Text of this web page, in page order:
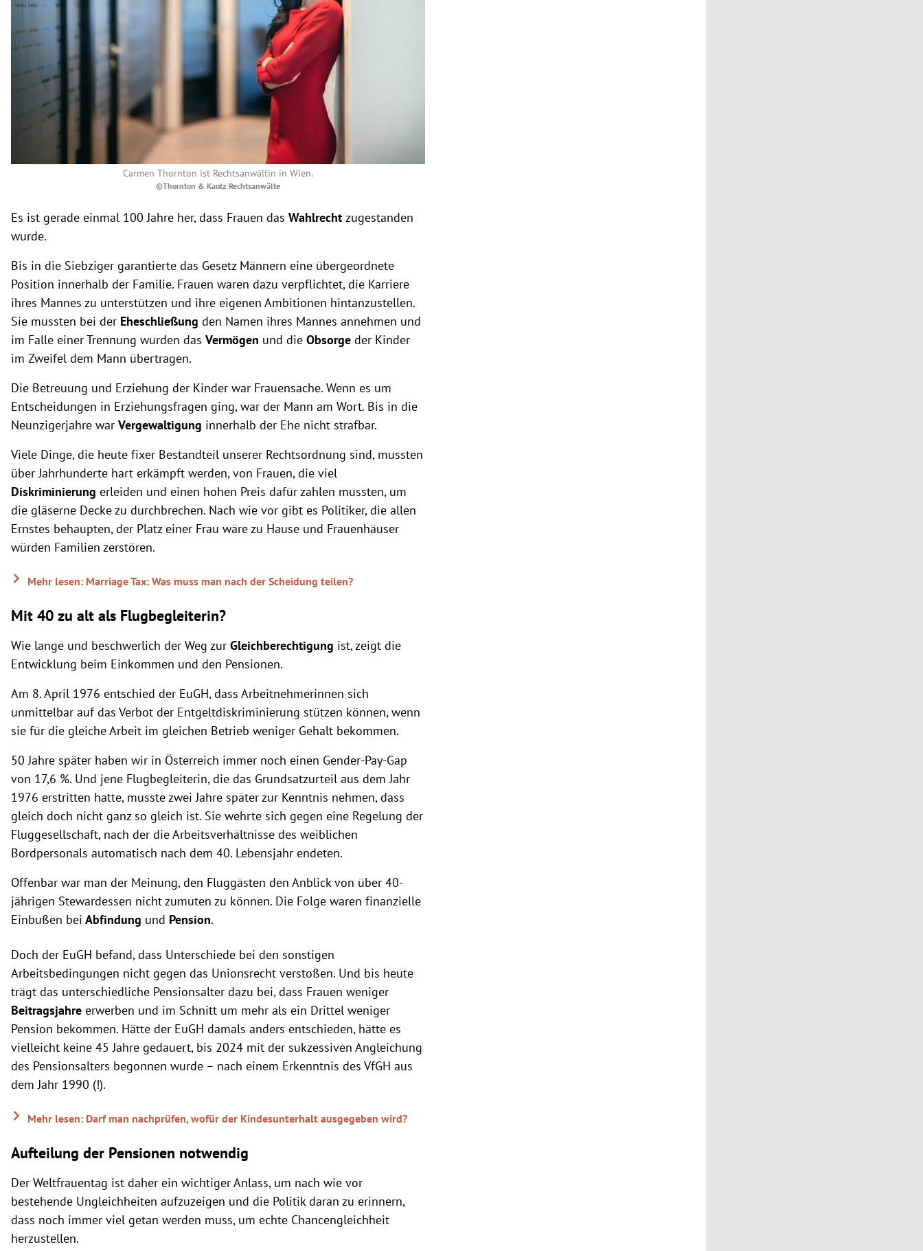
Carmen Thornton ist Rechtsanwältin in Wien.
©Thornton & Kautz Rechtsanwälte
Es ist gerade einmal 100 Jahre her, dass Frauen das Wahlrecht zugestanden
wurde.
Bis in die Siebziger garantierte das Gesetz Männern eine übergeordnete
Position innerhalb der Familie. Frauen waren dazu verpflichtet, die Karriere
ihres Mannes zu unterstützen und ihre eigenen Ambitionen hintanzustellen.
Sie mussten bei der Eheschließung den Namen ihres Mannes annehmen und
im Falle einer Trennung wurden das Vermögen und die Obsorge der Kinder
im Zweifel dem Mann übertragen.
Die Betreuung und Erziehung der Kinder war Frauensache. Wenn es um
Entscheidungen in Erziehungsfragen ging, war der Mann am Wort. Bis in die
Neunzigerjahre war Vergewaltigung innerhalb der Ehe nicht strafbar.
Viele Dinge, die heute fixer Bestandteil unserer Rechtsordnung sind, mussten
über Jahrhunderte hart erkämpft werden, von Frauen, die viel
Diskriminierung erleiden und einen hohen Preis dafür zahlen mussten, um
die gläserne Decke zu durchbrechen. Nach wie vor gibt es Politiker, die allen
Ernstes behaupten, der Platz einer Frau wäre zu Hause und Frauenhäuser
würden Familien zerstören.
Mehr lesen: Marriage Tax: Was muss man nach der Scheidung teilen?
Mit 40 zu alt als Flugbegleiterin?
Wie lange und beschwerlich der Weg zur Gleichberechtigung ist, zeigt die
Entwicklung beim Einkommen und den Pensionen.
Am 8. April 1976 entschied der EuGH, dass Arbeitnehmerinnen sich
unmittelbar auf das Verbot der Entgeltdiskriminierung stützen können, wenn
sie für die gleiche Arbeit im gleichen Betrieb weniger Gehalt bekommen.
50 Jahre später haben wir in Österreich immer noch einen Gender-Pay-Gap
von 17,6 %. Und jene Flugbegleiterin, die das Grundsatzurteil aus dem Jahr
1976 erstritten hatte, musste zwei Jahre später zur Kenntnis nehmen, dass
gleich doch nicht ganz so gleich ist. Sie wehrte sich gegen eine Regelung der
Fluggesellschaft, nach der die Arbeitsverhältnisse des weiblichen
Bordpersonals automatisch nach dem 40. Lebensjahr endeten.
Offenbar war man der Meinung, den Fluggästen den Anblick von über 40-
jährigen Stewardessen nicht zumuten zu können. Die Folge waren finanzielle
Einbußen bei Abfindung und Pension.
Doch der EuGH befand, dass Unterschiede bei den sonstigen
Arbeitsbedingungen nicht gegen das Unionsrecht verstoßen. Und bis heute
trägt das unterschiedliche Pensionsalter dazu bei, dass Frauen weniger
Beitragsjahre erwerben und im Schnitt um mehr als ein Drittel weniger
Pension bekommen. Hätte der EuGH damals anders entschieden, hätte es
vielleicht keine 45 Jahre gedauert, bis 2024 mit der sukzessiven Angleichung
des Pensionsalters begonnen wurde – nach einem Erkenntnis des VfGH aus
dem Jahr 1990 (!).
Mehr lesen: Darf man nachprüfen, wofür der Kindesunterhalt ausgegeben wird?
Aufteilung der Pensionen notwendig
Der Weltfrauentag ist daher ein wichtiger Anlass, um nach wie vor
bestehende Ungleichheiten aufzuzeigen und die Politik daran zu erinnern,
dass noch immer viel getan werden muss, um echte Chancengleichheit
herzustellen.